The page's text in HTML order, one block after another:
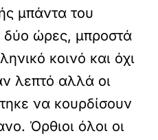
μπάντα του
δύο ώρες, μπροστά
κοινό και όχι
λεπτό αλλά οι
να κουρδίσουν
Όρθιοι όλοι οι